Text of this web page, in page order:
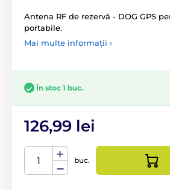
Antena RF de rezervă - DOG GPS
portabile.
Mai multe informații ›
În stoc 1 buc.
126,99 lei
buc.